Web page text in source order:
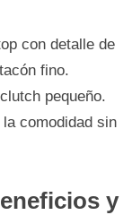
con detalle de
fino.
pequeño.
comodidad sin
y